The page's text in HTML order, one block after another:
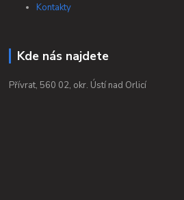
Kontakty
Kde nás najdete
Přívrat, 560 02, okr. Ústí nad Orlicí